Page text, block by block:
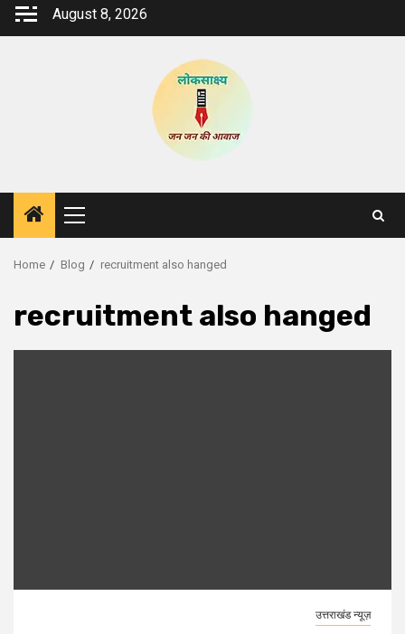
Skip
August 8, 2026
Primary
Menu
Home Blog recruitment also hanged
recruitment also hanged
उत्तराखंड न्यूज़